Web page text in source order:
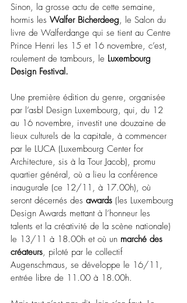
Sinon, la grosse actu de cette semaine,
hormis les Walfer Bicherdeeg, le Salon du
livre de Walferdange qui se tient au Centre
Prince Henri les 15 et 16 novembre, c’est,
roulement de tambours, le Luxembourg
Design Festival.
Une première édition du genre, organisée
par l’asbl Design Luxembourg, qui, du 12
au 16 novembre, investit une douzaine de
lieux culturels de la capitale, à commencer
par le LUCA (Luxembourg Center for
Architecture, sis à la Tour Jacob), promu
quartier général, où a lieu la conférence
inaugurale (ce 12/11, à 17.00h), où
seront décernés des awards (les Luxembourg
Design Awards mettant à l’honneur les
talents et la créativité de la scène nationale)
le 13/11 à 18.00h et où un marché des
créateurs, piloté par le collectif
Augenschmaus, se développe le 16/11,
entrée libre de 11.00 à 18.00h.